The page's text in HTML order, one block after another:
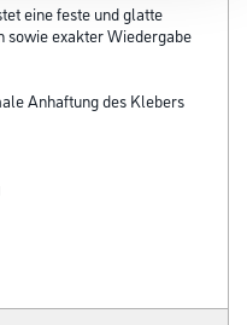
eine feste und glatte
exakter Wiedergabe
Anhaftung des Klebers